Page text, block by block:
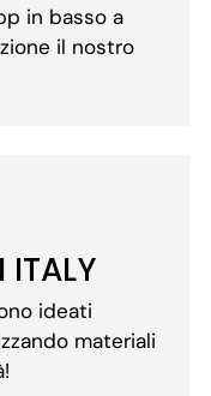
in basso a
il nostro
ITALY
ideati
materiali